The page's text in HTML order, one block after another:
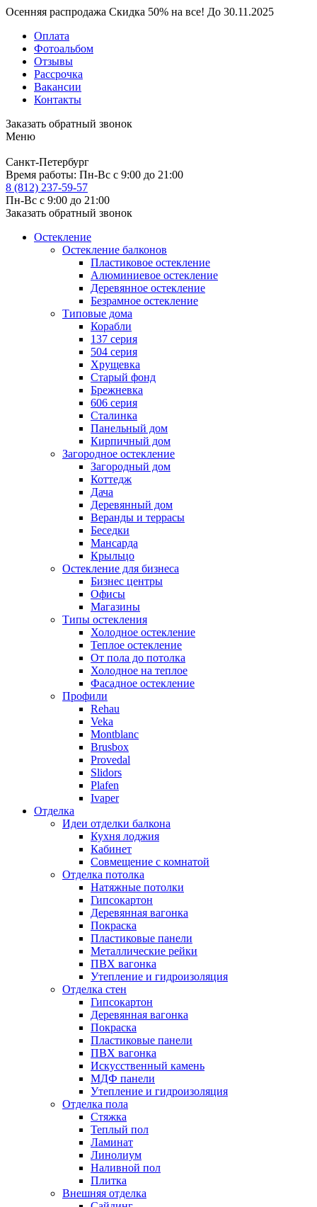
Осенняя распродажа Скидка 50% на все! До 30.11.2025
Оплата
Фотоальбом
Отзывы
Рассрочка
Вакансии
Контакты
Заказать обратный звонок
Меню
Санкт-Петербург
Время работы: Пн-Вс с 9:00 до 21:00
8 (812) 237-59-57
Пн-Вс с 9:00 до 21:00
Заказать обратный звонок
Остекление
Остекление балконов
Пластиковое остекление
Алюминиевое остекление
Деревянное остекление
Безрамное остекление
Типовые дома
Корабли
137 серия
504 серия
Хрущевка
Старый фонд
Брежневка
606 серия
Сталинка
Панельный дом
Кирпичный дом
Загородное остекление
Загородный дом
Коттедж
Дача
Деревянный дом
Веранды и террасы
Беседки
Мансарда
Крыльцо
Остекление для бизнеса
Бизнес центры
Офисы
Магазины
Типы остекления
Холодное остекление
Теплое остекление
От пола до потолка
Холодное на теплое
Фасадное остекление
Профили
Rehau
Veka
Montblanc
Brusbox
Provedal
Slidors
Plafen
Ivaper
Отделка
Идеи отделки балкона
Кухня лоджия
Кабинет
Совмещение с комнатой
Отделка потолка
Натяжные потолки
Гипсокартон
Деревянная вагонка
Покраска
Пластиковые панели
Металлические рейки
ПВХ вагонка
Утепление и гидроизоляция
Отделка стен
Гипсокартон
Деревянная вагонка
Покраска
Пластиковые панели
ПВХ вагонка
Искусственный камень
МДФ панели
Утепление и гидроизоляция
Отделка пола
Стяжка
Теплый пол
Ламинат
Линолиум
Наливной пол
Плитка
Внешняя отделка